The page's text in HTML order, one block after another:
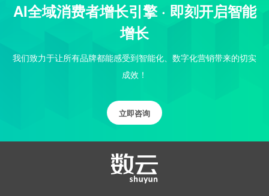
AI全域消费者增长引擎 · 即刻开启智能
增长
我们致力于让所有品牌都能感受到智能化、数字化营销带来的切实
成效！
立即咨询